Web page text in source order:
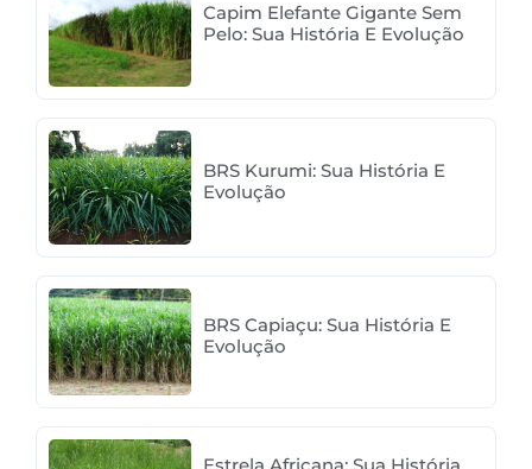
Capim Elefante Gigante Sem
Pelo: Sua História E Evolução
BRS Kurumi: Sua História E
Evolução
BRS Capiaçu: Sua História E
Evolução